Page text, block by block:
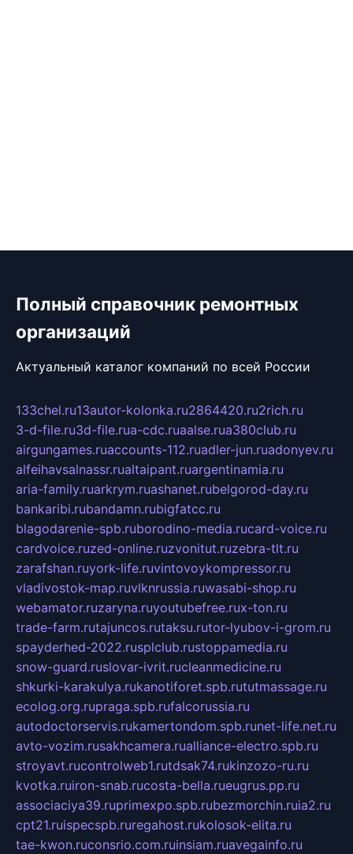
Полный справочник ремонтных
организаций
Актуальный каталог компаний по всей России
133chel.ru13autor-kolonka.ru2864420.ru2rich.ru
3-d-file.ru3d-file.rua-cdc.ruaalse.rua380club.ru
airgungames.ruaccounts-112.ruadler-jun.ruadonyev.ru
alfeihavsalnassr.rualtaipant.ruargentinamia.ru
aria-family.ruarkrym.ruashanet.rubelgorod-day.ru
bankaribi.rubandamn.rubigfatcc.ru
blagodarenie-spb.ruborodino-media.rucard-voice.ru
cardvoice.ruzed-online.ruzvonitut.ruzebra-tlt.ru
zarafshan.ruyork-life.ruvintovoykompressor.ru
vladivostok-map.ruvlknrussia.ruwasabi-shop.ru
webamator.ruzaryna.ruyoutubefree.rux-ton.ru
trade-farm.rutajuncos.rutaksu.rutor-lyubov-i-grom.ru
spayderhed-2022.rusplclub.rustoppamedia.ru
snow-guard.ruslovar-ivrit.rucleanmedicine.ru
shkurki-karakulya.rukanotiforet.spb.rututmassage.ru
ecolog.org.rupraga.spb.rufalcorussia.ru
autodoctorservis.rukamertondom.spb.runet-life.net.ru
avto-vozim.rusakhcamera.rualliance-electro.spb.ru
stroyavt.rucontrolweb1.rutdsak74.rukinzozo-ru.ru
kvotka.ruiron-snab.rucosta-bella.rueugrus.pp.ru
associaciya39.ruprimexpo.spb.rubezmorchin.ruia2.ru
cpt21.ruispecspb.ruregahost.rukolosok-elita.ru
tae-kwon.ruconsrio.com.ruinsiam.ruavegainfo.ru